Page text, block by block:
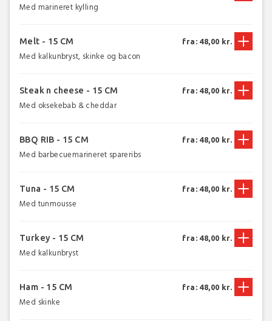
Med marineret kylling
Melt - 15 CM
Med kalkunbryst, skinke og bacon
fra: 48,00 kr.
Steak n cheese - 15 CM
Med oksekebab & cheddar
fra: 48,00 kr.
BBQ RIB - 15 CM
Med barbecuemarineret spareribs
fra: 48,00 kr.
Tuna - 15 CM
Med tunmousse
fra: 48,00 kr.
Turkey - 15 CM
Med kalkunbryst
fra: 48,00 kr.
Ham - 15 CM
Med skinke
fra: 48,00 kr.